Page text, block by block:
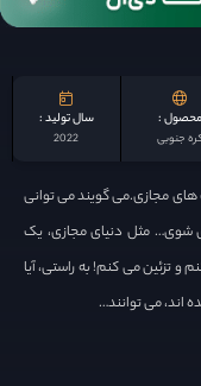
محصول :
کره جنوبی
سال تولید :
2022
مجازی.می گویند می توانی
مثل دنیای مجازی، یک
و تزئین می کنم! به راستی، آیا
اند، می توانند…